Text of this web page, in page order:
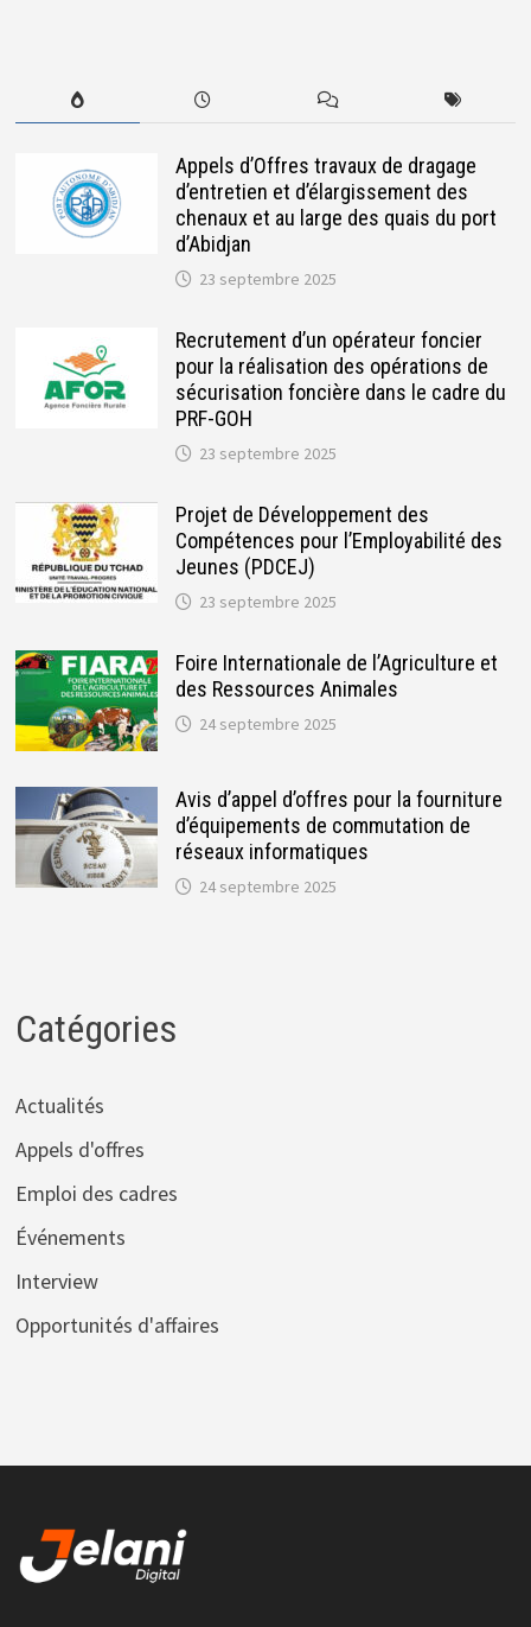
Appels d’Offres travaux de dragage
d’entretien et d’élargissement des
chenaux et au large des quais du port
d’Abidjan
23 septembre 2025
Recrutement d’un opérateur foncier
pour la réalisation des opérations de
sécurisation foncière dans le cadre du
PRF-GOH
23 septembre 2025
Projet de Développement des
Compétences pour l’Employabilité des
Jeunes (PDCEJ)
23 septembre 2025
Foire Internationale de l’Agriculture et
des Ressources Animales
24 septembre 2025
Avis d’appel d’offres pour la fourniture
d’équipements de commutation de
réseaux informatiques
24 septembre 2025
Catégories
Actualités
Appels d'offres
Emploi des cadres
Événements
Interview
Opportunités d'affaires